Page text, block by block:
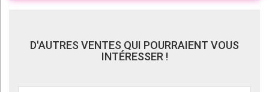
D'AUTRES VENTES QUI POURRAIENT VOUS
INTÉRESSER !